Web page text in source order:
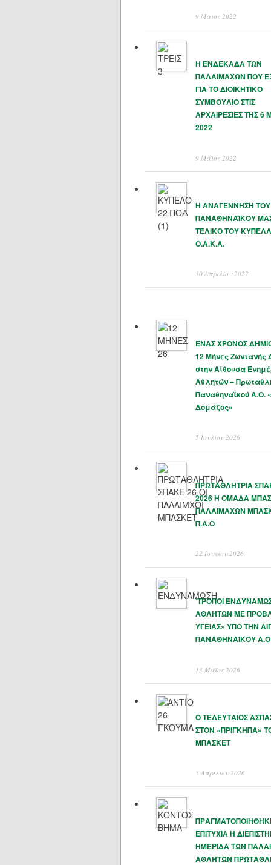
9 Μάϊος 2022
Η ΕΝΔΕΚΑΔΑ ΤΩΝ
ΠΑΛΑΙΜΑΧΩΝ ΠΟΥ
ΓΙΑ ΤΟ ΔΙΟΙΚΗΤΙΚΟ
ΣΥΜΒΟΥΛΙΟ ΣΤΙΣ
ΑΡΧΑΙΡΕΣΙΕΣ ΤΗΣ 6
2022
9 Μάϊος 2022
Η ΑΝΑΓΕΝΝΗΣΗ ΤΟΥ
ΠΑΝΑΘΗΝΑΪΚΟΥ
ΤΕΛΙΚΟ ΤΟΥ
Ο.Α.Κ.Α.
30 Απριλίου 2022
ΕΝΑΣ ΧΡΟΝΟΣ
12 Μήνες Ζωντανής
στην Αίθουσα
Αθλητών –
Παναθηναϊκού Α.Ο.
Δομάζος»
5 Ιουλίου 2026
ΠΡΩΤΑΘΛΗΤΡΙΑ
2026 Η ΟΜΑΔΑ
ΠΑΛΑΙΜΑΧΩΝ
Π.Α.Ο
22 Ιουνίου 2026
‘ΤΡΟΠΟΙ
ΑΘΛΗΤΩΝ ΜΕ
ΥΓΕΙΑΣ» ΥΠΟ ΤΗΝ
ΠΑΝΑΘΗΝΑΊΚΟΥ Α.Ο
13 Μάϊος 2026
Ο ΤΕΛΕΥΤΑΙΟΣ
ΣΤΟΝ «ΠΡΙΓΚΗΠΑ»
ΜΠΑΣΚΕΤ
5 Απριλίου 2026
ΕΠΙΤΥΧΙΑ Η
ΗΜΕΡΙΔΑ ΤΩΝ
ΑΘΛΗΤΩΝ